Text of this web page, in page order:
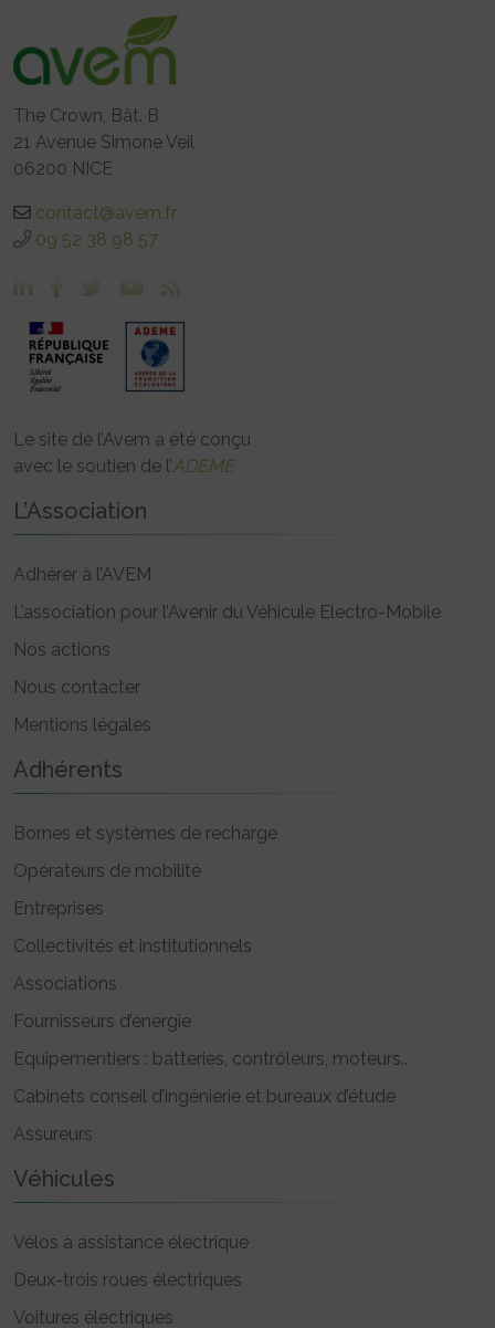
The Crown, Bât. B
21 Avenue Simone Veil
06200 NICE
contact@avem.fr
09 52 38 98 57
Le site de l’Avem a été conçu
avec le soutien de l’ADEME
L’Association
Adhérer à l’AVEM
L’association pour l’Avenir du Véhicule Electro-Mobile
Nos actions
Nous contacter
Mentions légales
Adhérents
Bornes et systèmes de recharge
Opérateurs de mobilité
Entreprises
Collectivités et institutionnels
Associations
Fournisseurs d’énergie
Equipementiers : batteries, contrôleurs, moteurs..
Cabinets conseil d’ingénierie et bureaux d’étude
Assureurs
Véhicules
Vélos à assistance électrique
Deux-trois roues électriques
Voitures électriques